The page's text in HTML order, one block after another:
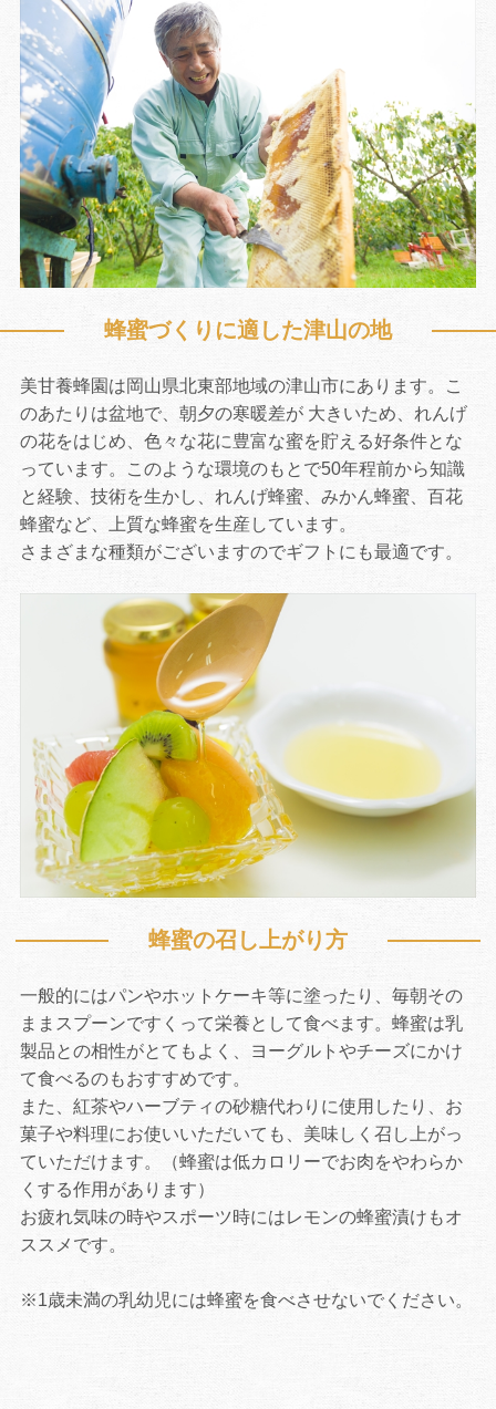
蜂蜜づくりに適した津山の地
美甘養蜂園は岡山県北東部地域の津山市にあります。こ
のあたりは盆地で、朝夕の寒暖差が 大きいため、れんげ
の花をはじめ、色々な花に豊富な蜜を貯える好条件とな
っています。このような環境のもとで50年程前から知識
と経験、技術を生かし、れんげ蜂蜜、みかん蜂蜜、百花
蜂蜜など、上質な蜂蜜を生産しています。
さまざまな種類がございますのでギフトにも最適です。
蜂蜜の召し上がり方
一般的にはパンやホットケーキ等に塗ったり、毎朝その
ままスプーンですくって栄養として食べます。蜂蜜は乳
製品との相性がとてもよく、ヨーグルトやチーズにかけ
て食べるのもおすすめです。
また、紅茶やハーブティの砂糖代わりに使用したり、お
菓子や料理にお使いいただいても、美味しく召し上がっ
ていただけます。（蜂蜜は低カロリーでお肉をやわらか
くする作用があります）
お疲れ気味の時やスポーツ時にはレモンの蜂蜜漬けもオ
ススメです。
※1歳未満の乳幼児には蜂蜜を食べさせないでください。